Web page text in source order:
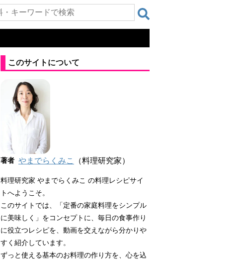
このサイトについて
著者 やまでらくみこ （料理研究家）
料理研究家 やまでらくみこ の料理レシピサイ
トへようこそ。
このサイトでは、「定番の家庭料理をシンプル
に美味しく」をコンセプトに、毎日の食事作り
に役立つレシピを、動画を交えながら分かりや
すく紹介しています。
ずっと使える基本のお料理の作り方を、心を込